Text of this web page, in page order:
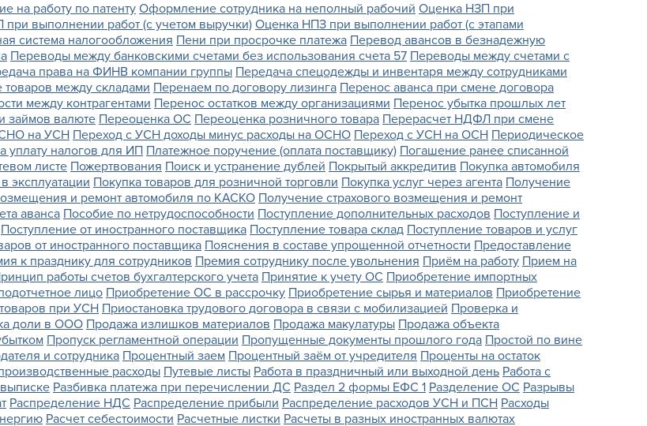
на работу по патентуОформление сотрудника на неполный рабочий Оценка НЗП при
выполнении работ (с учетом выручки)Оценка НПЗ при выполнении работ (с этапами
система налогообложения Пени при просрочке платежа Перевод авансов в безнадежную
Переводы между банковскими счетами без использования счета 57 Переводы между счетами с
права на ФИНВ компании группы Передача спецодежды и инвентаря между сотрудниками
между складами Перенаем по договору лизинга Перенос аванса при смене договора
между контрагентами Перенос остатков между организациями Перенос убытка прошлых лет
займов валюте Переоценка ОС Переоценка розничного товара Перерасчет НДФЛ при смене
на УСН Переход с УСН доходы минус расходы на ОСНО Переход с УСН на ОСН Периодическое
уплату налогов для ИП Платежное поручение (оплата поставщику) Погашение ранее списанной
листе Пожертвования Поиск и устранение дублей Покрытый аккредитив Покупка автомобиля
эксплуатации Покупка товаров для розничной торговли Покупка услуг через агента Получение
и ремонт автомобиля по КАСКО Получение страхового возмещения и ремонт
аванса Пособие по нетрудоспособности Поступление дополнительных расходов Поступление и
Поступление от иностранного поставщика Поступление товара склад Поступление товаров и услуг
от иностранного поставщика Пояснения в составе упрощенной отчетности Предоставление
к празднику для сотрудников Премия сотруднику после увольнения Приём на работу Прием на
работы счетов бухгалтерского учета Принятие к учету ОС Приобретение импортных
лицо Приобретение ОС в рассрочку Приобретение сырья и материалов Приобретение
при УСН Приостановка трудового договора в связи с мобилизацией Проверка и
доли в ООО Продажа излишков материалов Продажа макулатуры Продажа объекта
Пропуск регламентной операции Пропущенные документы прошлого года Простой по вине
и сотрудника Процентный заем Процентный заём от учредителя Проценты на остаток
расходы Путевые листы Работа в праздничный или выходной день Работа с
Разбивка платежа при перечислении ДС Раздел 2 формы ЕФС 1 Разделение ОС Разрывы
Распределение НДС Распределение прибыли Распределение расходов УСН и ПСН Расходы
Расчет себестоимости Расчетные листки Расчеты в разных иностранных валютах